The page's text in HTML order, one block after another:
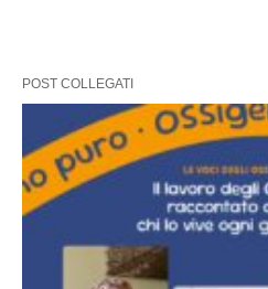
POST COLLEGATI